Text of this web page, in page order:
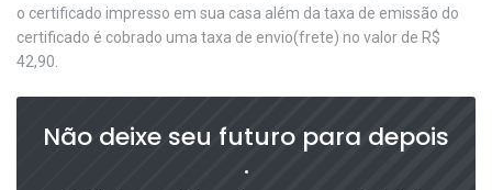
o certificado impresso em sua casa além da taxa de emissão do
certificado é cobrado uma taxa de envio(frete) no valor de R$
42,90.
Não deixe seu futuro para depois
.